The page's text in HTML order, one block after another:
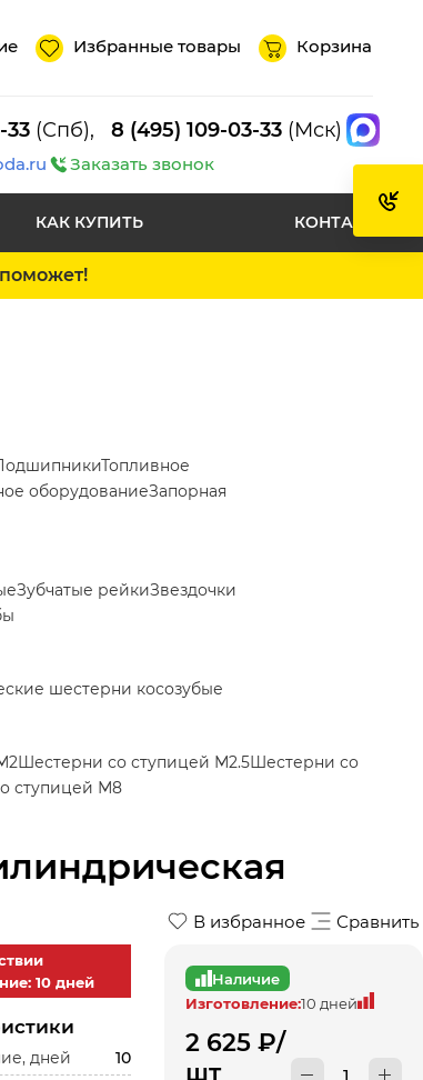
Избранные товары Корзина
33 (Спб), 8 (495) 109-03-33 (Мск)
Заказать звонок
КАК КУПИТЬ КОНТАКТЫ
Топливное
оборудованиеЗапорная
Зубчатые рейкиЗвездочки
шестерни косозубые
Шестерни со ступицей М2.5Шестерни со
ступицей М8
В избранное Сравнить
10 дней
дней
10
Наличие
Изготовление:10 дней
2 625₽/
шт